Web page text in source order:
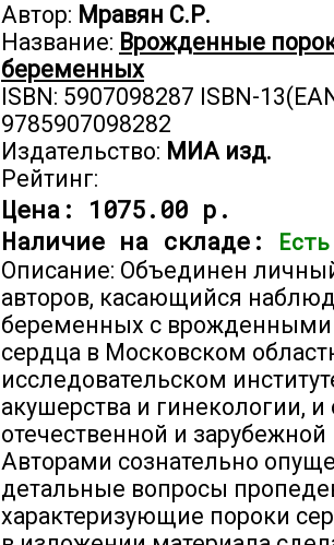
Автор: Мравян С.Р.
Название: Врожденные
беременных
ISBN: 5907098287 ISBN-
9785907098282
Издательство: МИА изд.
Рейтинг:
Цена: 1075.00 р.
Наличие на складе:
Есть
Описание: Объединен
авторов, касающийся
беременных с
сердца в Московском
исследовательском
акушерства и гинекологии,
отечественной и
Авторами сознательно
детальные вопросы
характеризующие пороки